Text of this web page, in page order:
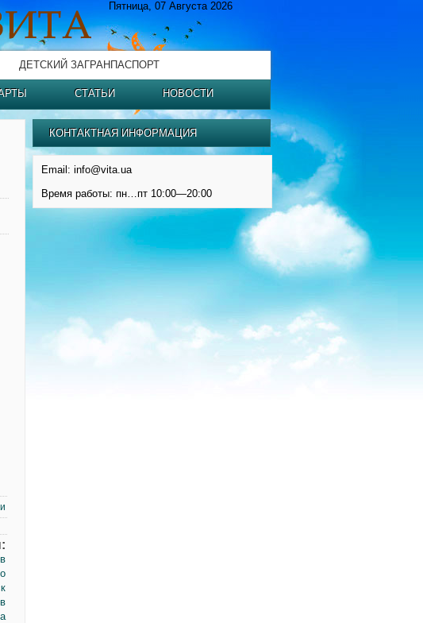
Пятница, 07 Августа 2026
ДЕТСКИЙ ЗАГРАНПАСПОРТ
СТАТЬИ НОВОСТИ
КОНТАКТНАЯ ИНФОРМАЦИЯ
Email: info@vita.ua
Время работы: пн…пт 10:00—20:00